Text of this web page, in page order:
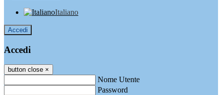
Italiano
Accedi
Accedi
button close ×
Nome Utente
Password